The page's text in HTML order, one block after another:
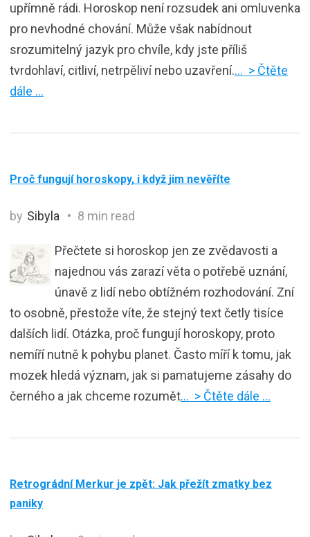
upřímně rádi. Horoskop není rozsudek ani omluvenka
pro nevhodné chování. Může však nabídnout
srozumitelný jazyk pro chvíle, kdy jste příliš
tvrdohlaví, citliví, netrpěliví nebo uzavření.… > Čtěte
dále …
Proč fungují horoskopy, i když jim nevěříte
by Sibyla 8 min read
Přečtete si horoskop jen ze zvědavosti a
najednou vás zarazí věta o potřebě uznání,
únavě z lidí nebo obtížném rozhodování. Zní
to osobně, přestože víte, že stejný text četly tisíce
dalších lidí. Otázka, proč fungují horoskopy, proto
nemíří nutně k pohybu planet. Často míří k tomu, jak
mozek hledá význam, jak si pamatujeme zásahy do
černého a jak chceme rozumět… > Čtěte dále …
Retrográdní Merkur je zpět: Jak přežít zmatky bez
paniky